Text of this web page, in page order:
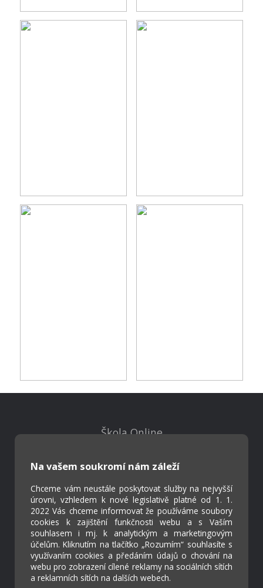
Na vašem soukromí nám záleží
Chceme vám neustále poskytovat služby na nejvyšší
úrovni, vzhledem k nové legislativě platné od 1. 1.
2022 Vás chceme informovat že používáme soubory
cookies k zajištění funkčnosti webu a s Vaším
souhlasem i mj. k analytickým a marketingovým
účelům. Kliknutím na tlačítko „Rozumím“ souhlasíte s
využívaním cookies a předáním údajů o chování na
webu pro zobrazení cílené reklamy na sociálních sítích
a reklamních sítích na dalších webech.
Škola Online
Kontakty
Projekty
Virtuální prohlídka
Cookies
Přístupnost
Přihlášení